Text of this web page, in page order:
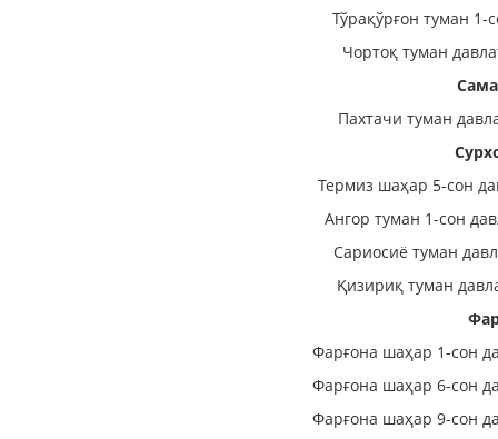
Тўрақўрғон туман
Чортоқ туман
Пахтачи туман
Термиз шаҳар 5-сон
Ангор туман 1-сон
Сариосиё туман
Қизириқ туман
Фарғона шаҳар 1-сон
Фарғона шаҳар 6-сон
Фарғона шаҳар 9-сон